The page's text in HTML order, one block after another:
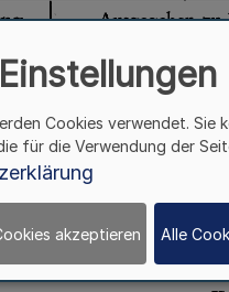
Cookies verwendet. Sie
für die Verwendung der
akzeptieren Alle